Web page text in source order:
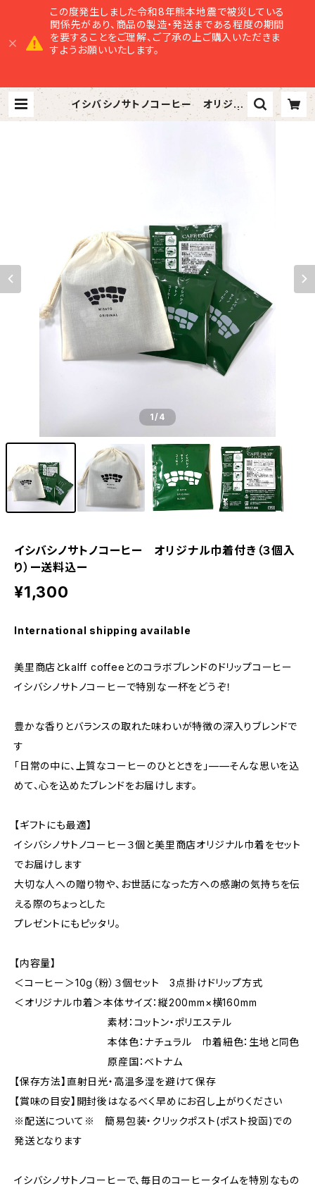
この度発生しました令和8年熊本地震で被災している
関係先があり、商品の製造・発送まである程度の期間
を要することをご理解、ご了承の上ご購入いただきま
すようお願いいたします。
イシバシノサトノコーヒー オリジナ
ル巾着付き（３個入り）ー送料込ー |
1/4
イシバシノサトノコーヒー オリジナル巾着付き（３個入
り）ー送料込ー
¥1,300
International shipping available
美里商店とkalff coffeeとのコラボブレンドのドリップコーヒー
イシバシノサトノコーヒーで特別な一杯をどうぞ！
豊かな香りとバランスの取れた味わいが特徴の深入りブレンドで
す
「日常の中に、上質なコーヒーのひとときを」——そんな思いを込
めて、心を込めたブレンドをお届けします。
【ギフトにも最適】
イシバシノサトノコーヒー３個と美里商店オリジナル巾着をセット
でお届けします
大切な人への贈り物や、お世話になった方への感謝の気持ちを伝
える際のちょっとした
プレゼントにもピッタリ。
【内容量】
＜コーヒー＞10g（粉）３個セット 3点掛けドリップ方式
＜オリジナル巾着＞本体サイズ：縦200mm×横160mm
素材：コットン・ポリエステル
本体色：ナチュラル 巾着紐色：生地と同色
原産国：ベトナム
【保存方法】直射日光・高温多湿を避けて保存
【賞味の目安】開封後はなるべく早めにお召し上がりください
※配送について※ 簡易包装・クリックポスト(ポスト投函)での
発送となります
イシバシノサトノコーヒーで、毎日のコーヒータイムを特別なもの